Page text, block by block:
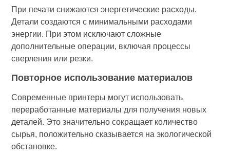
При печати снижаются энергетические расходы.
Детали создаются с минимальными расходами
энергии. При этом исключают сложные
дополнительные операции, включая процессы
сверления или резки.
Повторное использование материалов
Современные принтеры могут использовать
переработанные материалы для получения новых
деталей. Это значительно сокращает количество
сырья, положительно сказывается на экологической
обстановке.